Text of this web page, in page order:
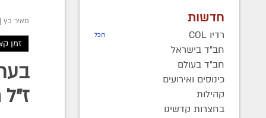
חדשות
רדיו COL הכל
חב"ד בישראל
חב"ד בעולם
כינוסים ואירועים
קהילות
בחצרות קדשינו
מאיר כץ |
זמן
ז"ל